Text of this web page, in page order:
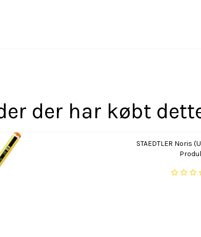
der har købt
STAEDTLER Noris